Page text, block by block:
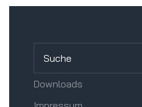
Downloads